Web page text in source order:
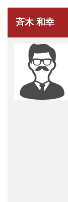
斉木 和幸